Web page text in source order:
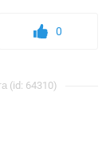
0
(id: 64310)